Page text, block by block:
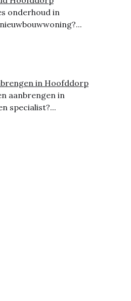
onderhoud in
in Hoofddorp
aanbrengen in
specialist?...